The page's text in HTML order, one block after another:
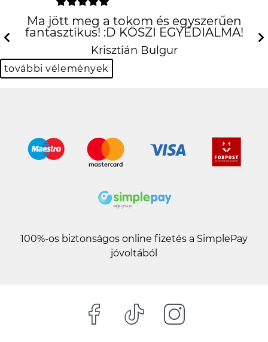
Ma jött meg a tokom és egyszerűen
fantasztikus! :D KÖSZI EGYEDIALMA!
Krisztián Bulgur
Previous
további vélemények
100%-os biztonságos online fizetés a SimplePay
jóvoltából